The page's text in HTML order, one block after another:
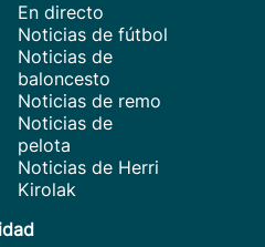
En directo
Noticias de fútbol
Noticias de
baloncesto
Noticias de remo
Noticias de
pelota
Noticias de Herri
Kirolak